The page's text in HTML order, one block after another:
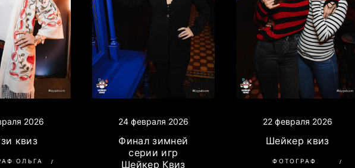
2026
квиз
ОЛЬГА
24 февраля 2026
Финал зимней
серии игр
Шейкер Квиз
22 февраля 2026
Шейкер квиз
ФОТОГРАФ